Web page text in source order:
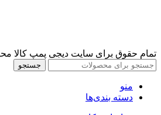
تمام حقوق برای سایت دیجی پمپ کالا
جستجو
منو
دسته بندی‌ها